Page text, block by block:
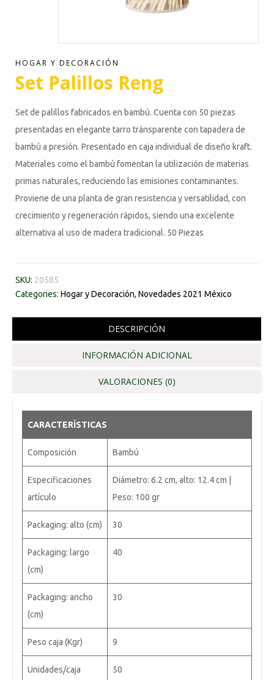
HOGAR Y DECORACIÓN
Set Palillos Reng
Set de palillos fabricados en bambú. Cuenta con 50 piezas
presentadas en elegante tarro tránsparente con tapadera de
bambú a presión. Presentado en caja individual de diseño kraft.
Materiales como el bambú fomentan la utilización de materias
primas naturales, reduciendo las emisiones contaminantes.
Proviene de una planta de gran resistencia y versatilidad, con
crecimiento y regeneración rápidos, siendo una excelente
alternativa al uso de madera tradicional. 50 Piezas
SKU: 20585
Categories: Hogar y Decoración, Novedades 2021 México
DESCRIPCIÓN
INFORMACIÓN ADICIONAL
VALORACIONES (0)
CARACTERÍSTICAS
Composición Bambú
Especificaciones
artículo
Diámetro: 6.2 cm, alto: 12.4 cm |
Peso: 100 gr
Packaging: alto (cm) 30
Packaging: largo
(cm)
40
Packaging: ancho
(cm)
30
Peso caja (Kgr) 9
Unidades/caja 50